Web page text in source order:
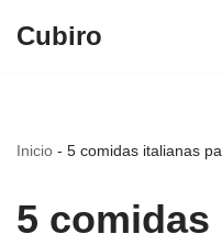
Cubiro
Inicio - 5 comidas italianas
5